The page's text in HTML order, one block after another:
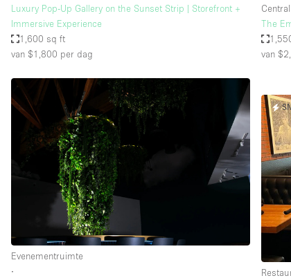
Luxury Pop-Up Gallery on the Sunset Strip | Storefront +
Immersive Experience
1,600 sq ft
van $1,800 per dag
The
van
Evenementruimte
∙